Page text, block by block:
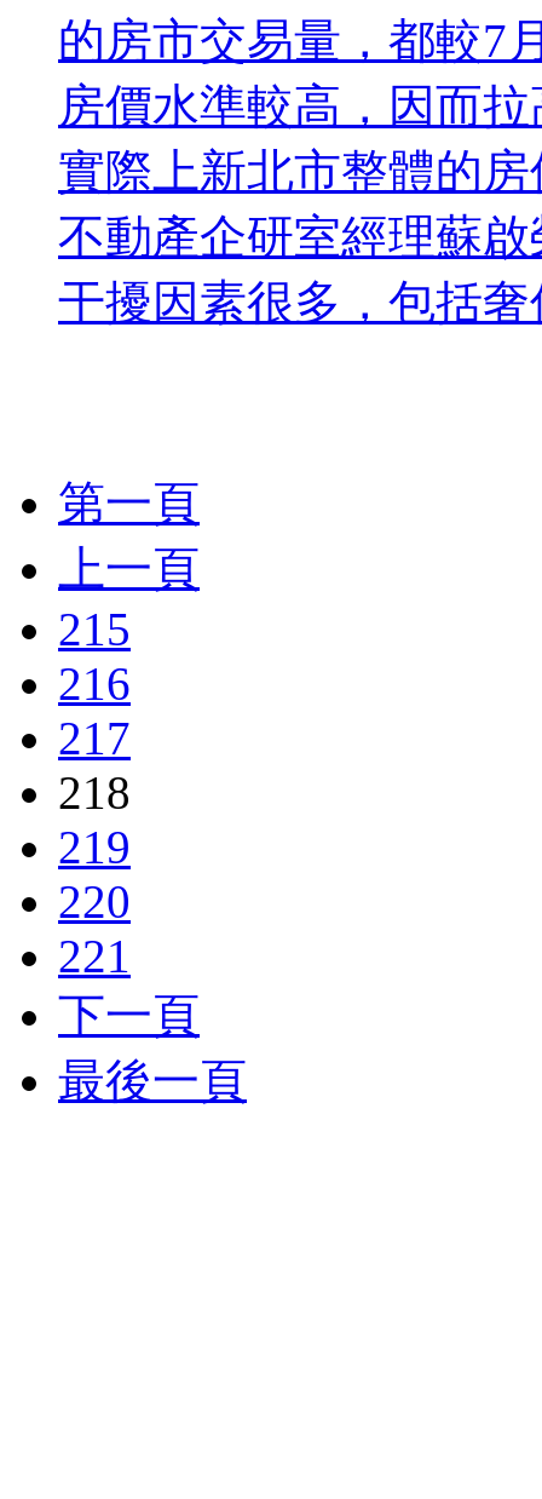
的房市交易量，都較7
房價水準較高，因而
實際上新北市整體的
不動產企研室經理蘇
干擾因素很多，包括
第一頁
上一頁
215
216
217
218
219
220
221
下一頁
最後一頁